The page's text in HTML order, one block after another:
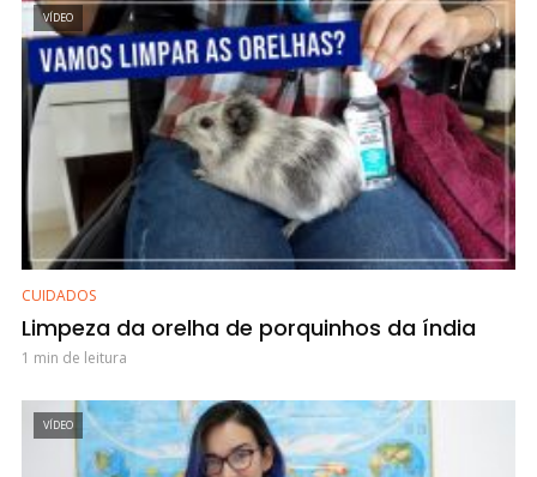
VÍDEO
CUIDADOS
Limpeza da orelha de porquinhos da índia
1 min de leitura
VÍDEO